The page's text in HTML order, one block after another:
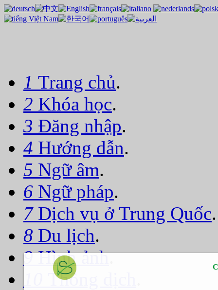
1 Trang chủ.
2 Khóa học.
3 Đăng nhập.
4 Hướng dẫn.
5 Ngữ âm.
6 Ngữ pháp.
7 Dịch vụ ở Trung Quốc.
8 Du lịch.
9Hình ảnh.
Thông dịch